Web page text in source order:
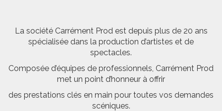
La société Carrément Prod est depuis plus de 20 ans
spécialisée dans la production d’artistes et de
spectacles.
Composée d’équipes de professionnels, Carrément Prod
met un point d’honneur à offrir
des prestations clés en main pour toutes vos demandes
scéniques.